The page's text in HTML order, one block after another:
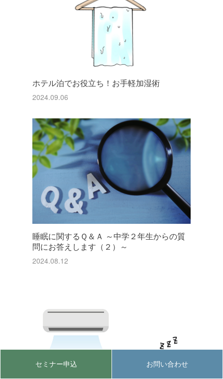
セミナー申込 お問い合わせ
ホテル泊でお役立ち！お手軽加湿術
2024.09.06
睡眠に関するＱ＆Ａ ～中学２年生からの質
問にお答えします（２）～
2024.08.12